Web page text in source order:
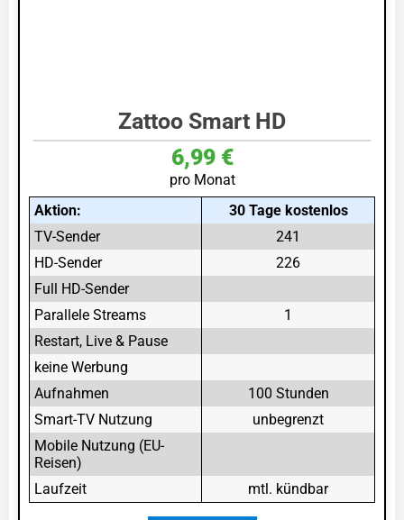
Zattoo Smart HD
6,99 €
pro Monat
Aktion:
30 Tage kostenlos
TV-Sender
241
HD-Sender
226
Full HD-Sender
Parallele Streams
1
Restart, Live & Pause
keine Werbung
Aufnahmen
100 Stunden
Smart-TV Nutzung
unbegrenzt
Mobile Nutzung (EU-
Reisen)
Laufzeit
mtl. kündbar